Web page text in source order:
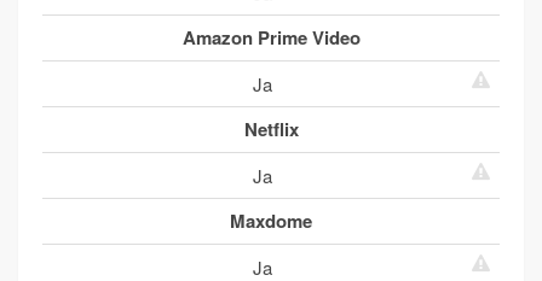
Amazon Prime Video
Ja
Netflix
Ja
Maxdome
Ja